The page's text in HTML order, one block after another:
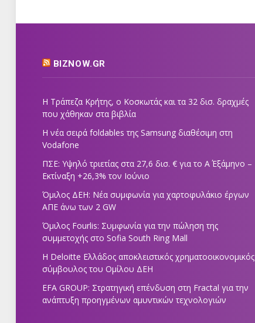
BIZNOW.GR
Η Τράπεζα Κρήτης, ο Κοσκωτάς και τα 32 δισ. δραχμές
που χάθηκαν στα βιβλία
Η νέα σειρά foldables της Samsung διαθέσιμη στη
Vodafone
ΠΣΕ: Υψηλό τριετίας στα 27,6 δισ. € για το Α΄ Εξάμηνο –
Εκτίναξη +26,3% τον Ιούνιο
Όμιλος ΔΕΗ: Νέα συμφωνία για χαρτοφυλάκιο έργων
ΑΠΕ άνω των 2 GW
Όμιλος Fourlis: Συμφωνία για την πώληση της
συμμετοχής στο Sofia South Ring Mall
Η Deloitte Ελλάδος αποκλειστικός χρηματοοικονομικός
σύμβουλος του Ομίλου ΔΕΗ
EFA GROUP: Στρατηγική επένδυση στη Fractal για την
ανάπτυξη προηγμένων αμυντικών τεχνολογιών